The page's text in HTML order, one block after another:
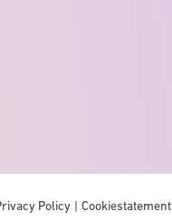
Policy Cookiestatement